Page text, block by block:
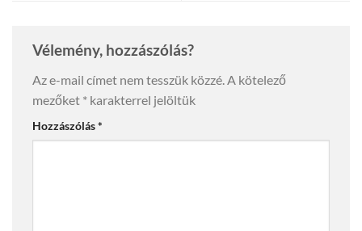
Vélemény, hozzászólás?
Az e-mail címet nem tesszük közzé.A kötelező
mezőket * karakterrel jelöltük
Hozzászólás*